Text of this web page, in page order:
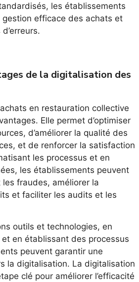
les établissements
efficace des achats et
de la digitalisation des
en restauration collective
Elle permet d’optimiser
d’améliorer la qualité des
et de renforcer la satisfaction
les processus et en
les établissements peuvent
fraudes, améliorer la
et faciliter les audits et les
outils et technologies, en
en établissant des processus
peuvent garantir une
la digitalisation. La digitalisation
clé pour améliorer l’efficacité